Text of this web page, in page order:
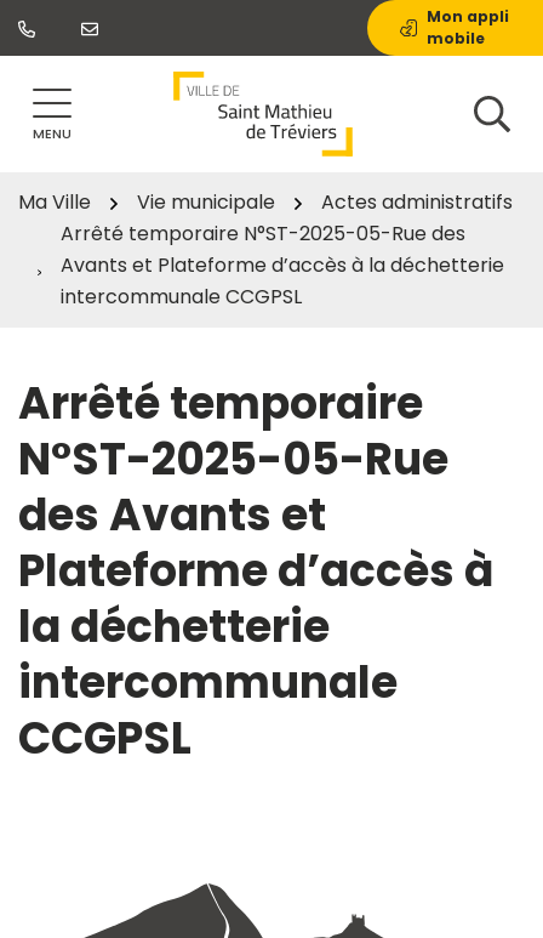
Aller
Mon appli
mobile
MENU
Ma Ville Vie municipale
Actes administratifs
Arrêté temporaire N°ST-2025-05-Rue des
Avants et Plateforme d’accès à la déchetterie
intercommunale CCGPSL
Arrêté temporaire
N°ST-2025-05-Rue
des Avants et
Plateforme d’accès à
la déchetterie
intercommunale
CCGPSL